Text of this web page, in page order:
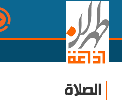
الصلاة